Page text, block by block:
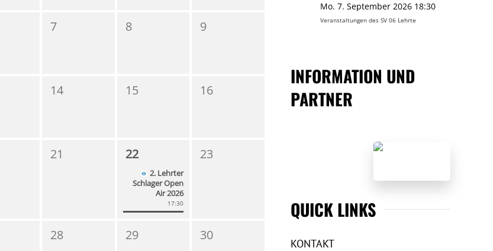
7 8 9
14 15 16
21 22
2. Lehrter
Schlager Open
Air 2026
17:30
23
28 29 30
Mo. 7. September 2026 18:30
Veranstaltungen des SV 06 Lehrte
INFORMATION UND
PARTNER
QUICK LINKS
KONTAKT